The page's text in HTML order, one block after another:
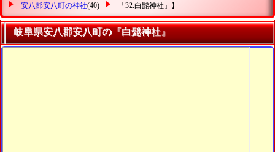
安八郡安八町の神社(40) 「32.白髭神社」 】
岐阜県安八郡安八町の『白髭神社』